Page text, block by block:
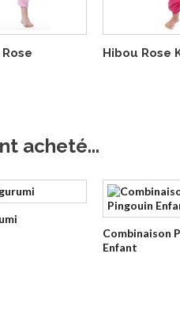
Hibou Rose
acheté...
Combinaison
Enfant